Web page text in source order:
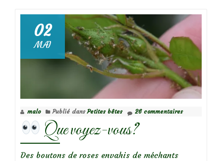
Que
voyez-
vous?
02
MAI
malo Publié dansPetites bêtes 26 commentaires
Que voyez-vous?
Des boutons de roses envahis de méchants